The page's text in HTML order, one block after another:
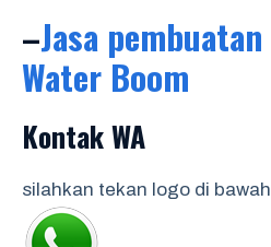
–Jasa pembuatan
Water Boom
Kontak WA
silahkan tekan logo di bawah